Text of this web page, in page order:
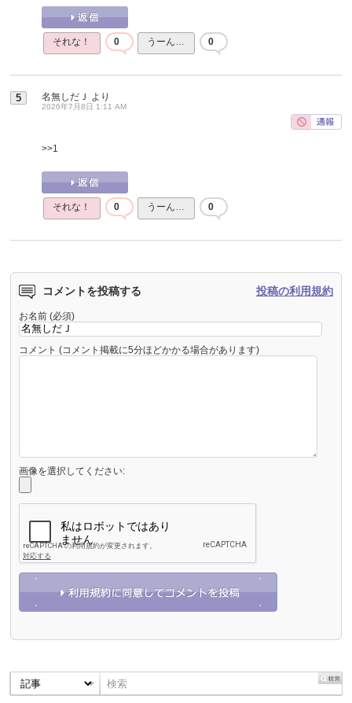
それな！ 0 うーん… 0
5 名無しだＪ より
2026年7月8日 1:11 AM
>>1
それな！ 0 うーん… 0
コメントを投稿する 投稿の利用規約
お名前 (必須)
コメント (コメント掲載に5分ほどかかる場合があります)
画像を選択してください: